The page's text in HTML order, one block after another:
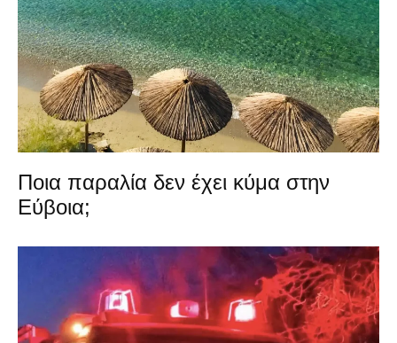
Ποια παραλία δεν έχει κύμα στην
Εύβοια;